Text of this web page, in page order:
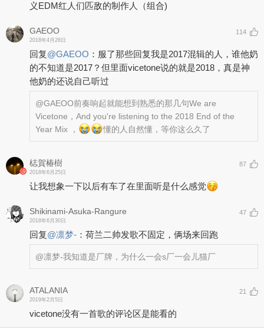
义EDM红人们匹敌的制作人（组合)
GAEOO
2018年4月28日
114
回复@GAEOO ： 服了那些回复我是2017混辑的人，谁他奶
的不知道是2017？但里面vicetone说的就是2018，真是神
他奶的还说自己听过
@GAEOO前奏响起就能想到熟悉的那几句We are
Vicetone，And you're listening to the 2018 End of the
Year Mix ，
懂的人自然懂，等你这么久了
梽賀椿樹
2018年6月25日
87
让我想象一下以后有车了在里面听是什么感觉
Shikinami-Asuka-Rangure
2018年6月30日
47
回复@凛梦- ： 荷兰二帅发歌不固定，俩场来回跑
@凛梦-我知道是厂牌，为什么一会s厂一会儿猫厂
ATALANIA
2019年2月5日
21
vicetone没有一首歌的评论区是能看的